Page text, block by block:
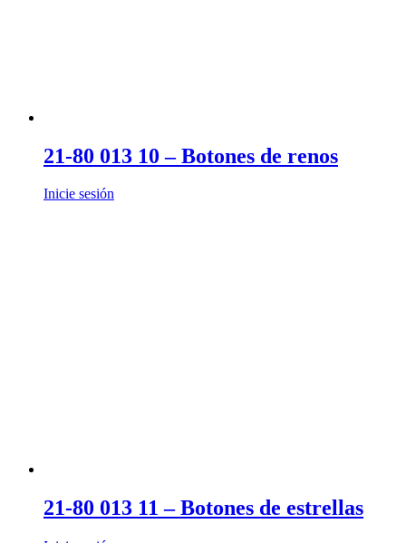
21-80 013 10 – Botones de renos
Inicie sesión
21-80 013 11 – Botones de estrellas